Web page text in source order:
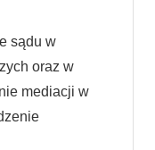
sądu w
oraz w
mediacji w